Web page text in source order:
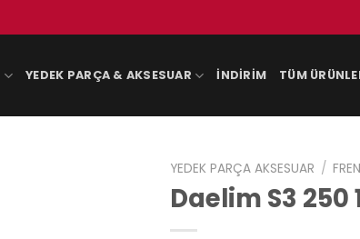
YEDEK PARÇA & AKSESUAR İNDIRIM TÜM
YEDEK PARÇA AKSESUAR /
Daelim S3 250